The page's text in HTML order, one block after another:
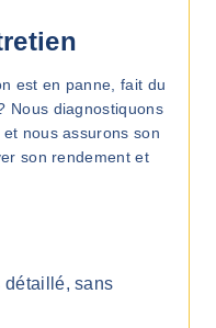
est en panne, fait du
Nous diagnostiquons
nous assurons son
son rendement et
détaillé, sans